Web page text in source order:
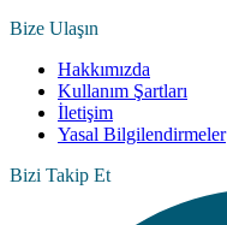
Bize Ulaşın
Hakkımızda
Kullanım Şartları
İletişim
Yasal Bilgilendirmeler
Bizi Takip Et